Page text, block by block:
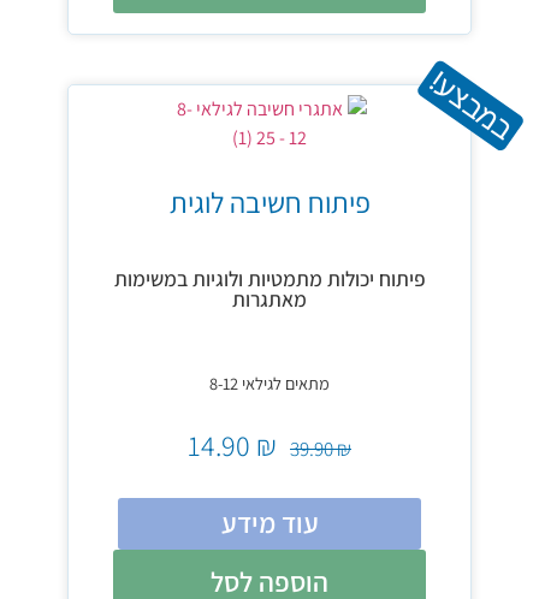
במבצע!
פיתוח חשיבה לוגית
פיתוח יכולות מתמטיות ולוגיות במשימות
מאתגרות
מתאים לגילאי 8-12
₪
39.90
₪
עוד מידע
הוספה לסל